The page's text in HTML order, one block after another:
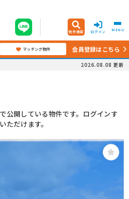
物件検索 ログイン MENU
マッチング物件
会員登録はこちら
2026.08.08 更新
公開している物件です。ログインす
ただけます。